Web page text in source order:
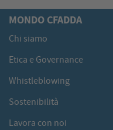
MONDO CFADDA
Chi siamo
Etica e Governance
Whistleblowing
Sostenibilità
Lavora con noi